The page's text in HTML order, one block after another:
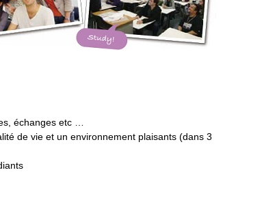
échanges etc …
de vie et un environnement plaisants (dans 3